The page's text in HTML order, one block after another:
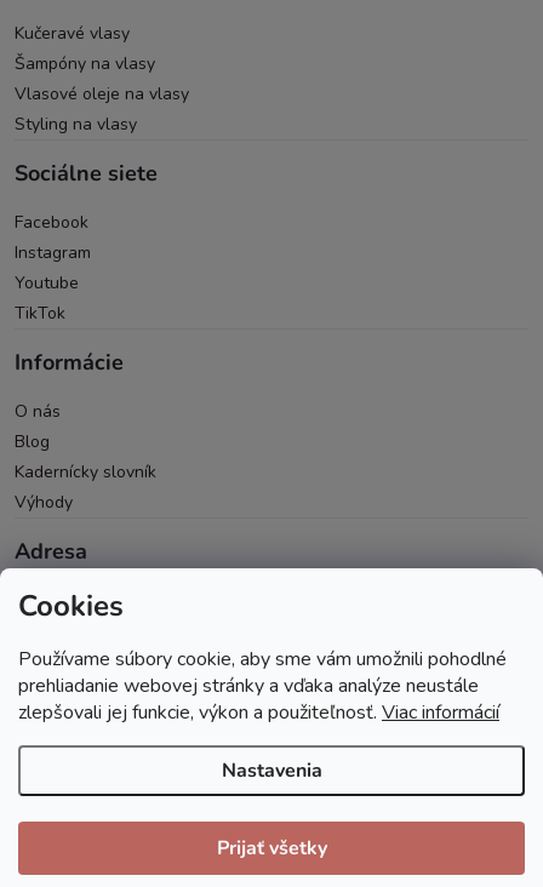
Cookies
Používame súbory cookie, aby sme vám umožnili pohodlné
prehliadanie webovej stránky a vďaka analýze neustále
zlepšovali jej funkcie, výkon a použiteľnosť. Viac informácií
Nastavenia
Prijať všetky
Kučeravé vlasy
Šampóny na vlasy
Vlasové oleje na vlasy
Styling na vlasy
Sociálne siete
Facebook
Instagram
Youtube
TikTok
Informácie
O nás
Blog
Kadernícky slovník
Výhody
Adresa
Oravická 614/14
Okres Tvrdošín
Vytvoril Shoptet